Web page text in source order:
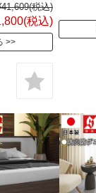
(税込)
(税込)